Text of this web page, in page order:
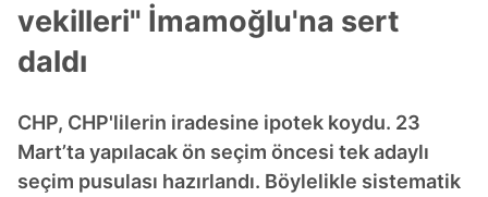
vekilleri" İmamoğlu'na sert
daldı
CHP, CHP'lilerin iradesine ipotek koydu. 23
Mart’ta yapılacak ön seçim öncesi tek adaylı
seçim pusulası hazırlandı. Böylelikle sistematik